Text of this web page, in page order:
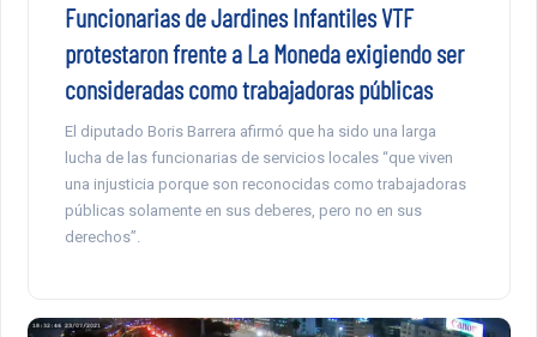
Funcionarias de Jardines Infantiles VTF
protestaron frente a La Moneda exigiendo ser
consideradas como trabajadoras públicas
El diputado Boris Barrera afirmó que ha sido una larga
lucha de las funcionarias de servicios locales “que viven
una injusticia porque son reconocidas como trabajadoras
públicas solamente en sus deberes, pero no en sus
derechos”.